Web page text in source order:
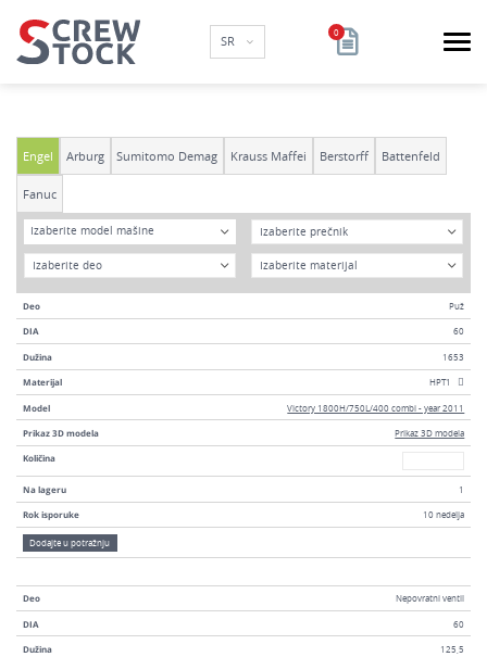
SR
Engel Arburg Sumitomo Demag Krauss Maffei Berstorff Battenfeld
Fanuc
Model
Izaberite model mašine
DIA
Godina
Materijal
Deo Puž
DIA 60
Dužina 1653
Materijal HPT1
Model Victory 1800H/750L/400 combi - year 2011
Prikaz 3D modela Prikaz 3D modela
Količina
Na lageru 1
Rok isporuke 10 nedelja
Dodajte u potražnju
Deo Nepovratni ventil
DIA 60
Dužina 125,5